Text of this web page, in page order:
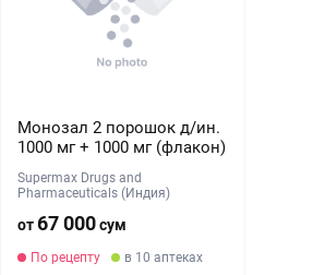
Монозал 2 порошок д/ин.
1000 мг + 1000 мг (флакон)
Supermax Drugs and
Pharmaceuticals (Индия)
от67 000сум
По рецепту в 10 аптеках